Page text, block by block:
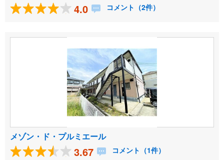
4.0 コメント（2件）
メゾン・ド・プルミエール
3.67 コメント（1件）